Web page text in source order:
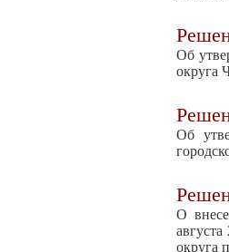
Об
округа
Об
О
округа